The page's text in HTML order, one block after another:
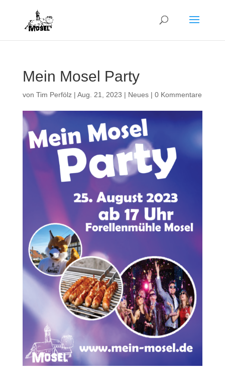
Mein Mosel Party
von Tim Perfölz| Aug. 21, 2023 | Neues| 0 Kommentare